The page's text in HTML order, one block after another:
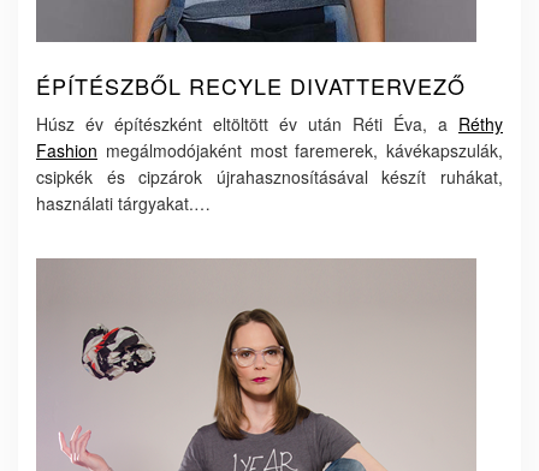
ÉPÍTÉSZBŐL RECYLE DIVATTERVEZŐ
Húsz év építészként eltöltött év után Réti Éva, a Réthy
Fashion megálmodójaként most faremerek, kávékapszulák,
csipkék és cipzárok újrahasznosításával készít ruhákat,
használati tárgyakat.…